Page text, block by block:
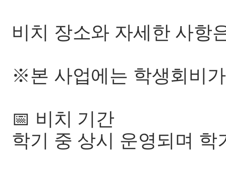
비치 장소와 자세한 사항
※본 사업에는 학생회비
📅 비치 기간
학기 중 상시 운영되며